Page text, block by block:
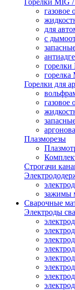
Горелки MIG
газовое
для
с
Горелки для
газовое
Плазморезы
Строгачи
зажимы
Сварочные
Электроды